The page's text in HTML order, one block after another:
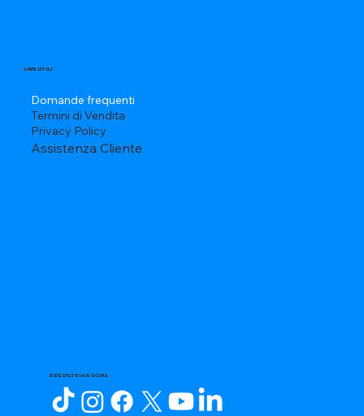
LINK UTILI
Domande frequenti
Termini di Vendita
Privacy Policy
Assistenza Cliente
SEGUICI SUI SOCIAL